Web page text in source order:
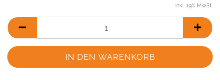
inkl. 19% MwSt.